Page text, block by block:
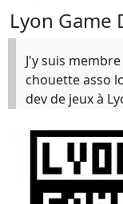
Lyon Game
J'y suis
chouette asso
dev de jeux à